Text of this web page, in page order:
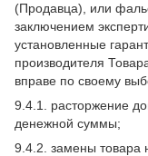
(Продавца), или
заключением
установленные
производителя
вправе по своему
9.4.1. расторжение
денежной суммы;
9.4.2. замены товара